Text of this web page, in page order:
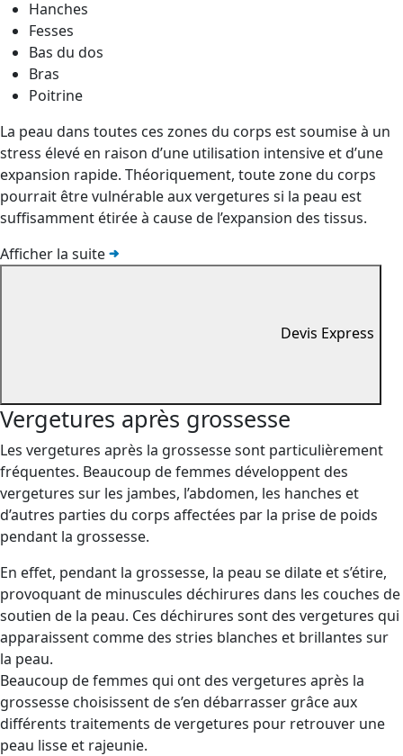
Hanches
Fesses
Bas du dos
Bras
Poitrine
La peau dans toutes ces zones du corps est soumise à un
stress élevé en raison d’une utilisation intensive et d’une
expansion rapide. Théoriquement, toute zone du corps
pourrait être vulnérable aux vergetures si la peau est
suffisamment étirée à cause de l’expansion des tissus.
Afficher la suite
Devis Express
Vergetures après grossesse
Les vergetures après la grossesse sont particulièrement
fréquentes. Beaucoup de femmes développent des
vergetures sur les jambes, l’abdomen, les hanches et
d’autres parties du corps affectées par la prise de poids
pendant la grossesse.
En effet, pendant la grossesse, la peau se dilate et s’étire,
provoquant de minuscules déchirures dans les couches de
soutien de la peau. Ces déchirures sont des vergetures qui
apparaissent comme des stries blanches et brillantes sur
la peau.
Beaucoup de femmes qui ont des vergetures après la
grossesse choisissent de s’en débarrasser grâce aux
différents traitements de vergetures pour retrouver une
peau lisse et rajeunie.